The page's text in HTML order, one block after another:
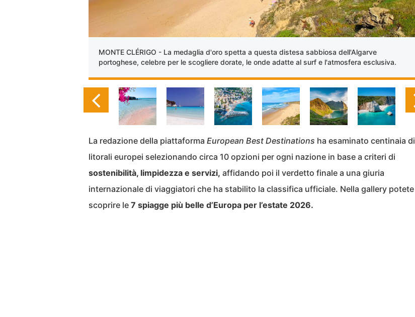
MONTE CLÉRIGO - La medaglia d'oro spetta a questa distesa sabbiosa dell'Algarve
portoghese, celebre per le scogliere dorate, le onde adatte al surf e l'atmosfera esclusiva.
La redazione della piattaforma European Best Destinations ha esaminato centinaia di
litorali europei selezionando circa 10 opzioni per ogni nazione in base a criteri di
sostenibilità, limpidezza e servizi, affidando poi il verdetto finale a una giuria
internazionale di viaggiatori che ha stabilito la classifica ufficiale. Nella gallery potete
scoprire le 7 spiagge più belle d’Europa per l’estate 2026.